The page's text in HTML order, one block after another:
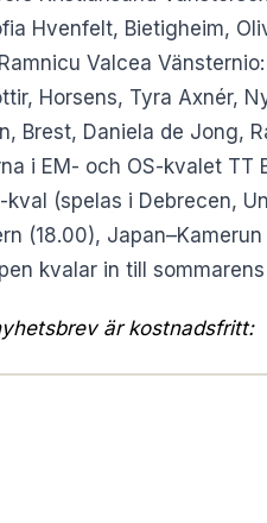
Hvenfelt, Bietigheim,
Valcea
Horsens, Tyra Axnér,
Brest, Daniela de Jong,
i EM- och OS-kvalet
(spelas i Debrecen,
(18.00),
kvalar in till sommarens
är kostnadsfritt: